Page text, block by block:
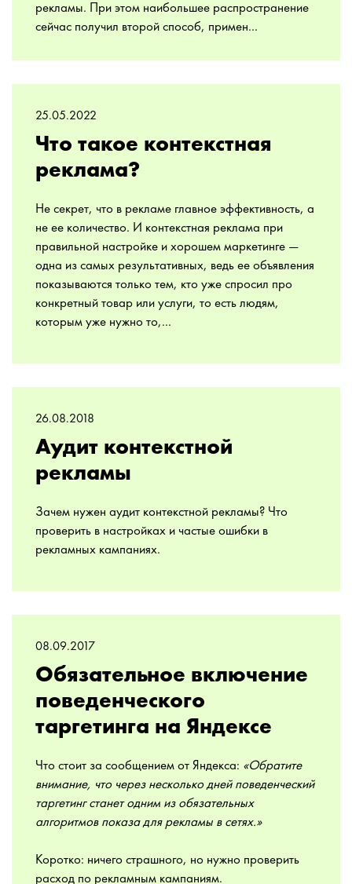
рекламы. При этом наибольшее распространение
сейчас получил второй способ, примен...
25.05.2022
Что такое контекстная
реклама?
Не секрет, что в рекламе главное эффективность, а
не ее количество. И контекстная реклама при
правильной настройке и хорошем маркетинге —
одна из самых результативных, ведь ее объявления
показываются только тем, кто уже спросил про
конкретный товар или услуги, то есть людям,
которым уже нужно то,...
26.08.2018
Аудит контекстной
рекламы
Зачем нужен аудит контекстной рекламы? Что
проверить в настройках и частые ошибки в
рекламных кампаниях.
08.09.2017
Обязательное включение
поведенческого
таргетинга на Яндексе
Что стоит за сообщением от Яндекса: «Обратите
внимание, что через несколько дней поведенческий
таргетинг станет одним из обязательных
алгоритмов показа для рекламы в сетях.»
Коротко: ничего страшного, но нужно проверить
расход по рекламным кампаниям.